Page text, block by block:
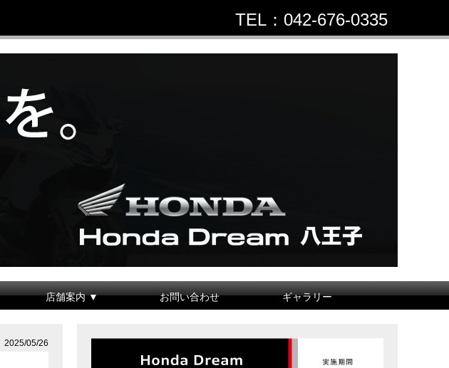
TEL：042-676-0335
店舗案内 ▼ お問い合わせ ギャラリー
2025/05/26